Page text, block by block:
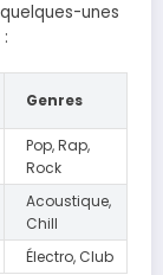
unes
Genres
Pop, Rap,
Rock
Acoustique,
Chill
Électro, Club